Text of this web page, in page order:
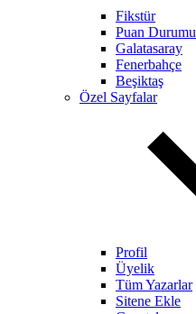
Fikstür
Puan Durumu
Galatasaray
Fenerbahçe
Beşiktaş
Özel Sayfalar
Profil
Üyelik
Tüm Yazarlar
Sitene Ekle